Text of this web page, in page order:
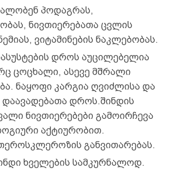
პოდაგრას,
ნივთიერებათა ცვლის
ვიტამინების ნაკლებობას.
დროს აუცილებელია
ცოცხალი, ასევე მშრალი
ნაყოფი კარგია ღვიძლისა და
დროს.შინდის
ნივთიერებები გამოირჩევა
აქტიურობით.
განვითარებას.
ხველების სამკურნალოდ.